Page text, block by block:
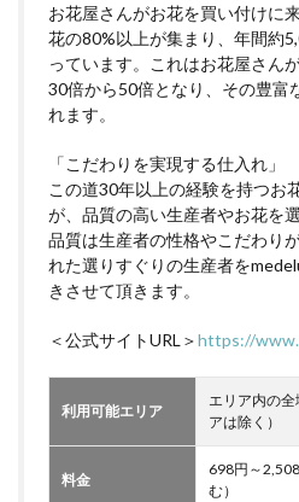
お花屋さんがお花を買い付けに
花の80%以上が集まり、年間約
っています。これはお花屋さん
30倍から50倍となり、その豊富
れます。
「こだわりを実現する仕入れ」
この道30年以上の経験を持つお
が、品質の高い生産者やお花を
品質は生産者の性格やこだわり
れた選りすぐりの生産者を
きさせて頂きます。
＜公式サイトURL＞https://
利用可能エリア
エリア内の
アは除く）
料金
698円～
む）